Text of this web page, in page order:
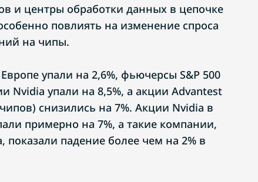
и центры обработки данных в цепочке
повлиять на изменение спроса
на чипы.
упали на 2,6%, фьючерсы S&P 500
Nvidia упали на 8,5%, а акции Advantest
снизились на 7%. Акции Nvidia в
примерно на 7%, а такие компании,
показали падение более чем на 2% в